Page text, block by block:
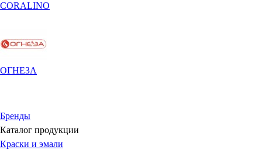
CORALINO
ОГНЕЗА
Бренды
Каталог продукции
Краски и эмали